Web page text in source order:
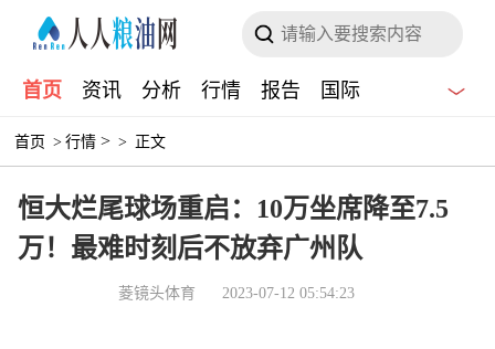
首页 资讯 分析 行情 报告 国际
首页 > 行情 > > 正文
恒大烂尾球场重启：10万坐席降至7.5
万！最难时刻后不放弃广州队
菱镜头体育 2023-07-12 05:54:23